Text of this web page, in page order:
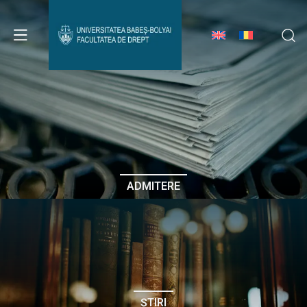
Avizier Studenți
Studii
Admitere
Erasmus & Internațional
Despre Facultate
ADMITERE
ȘTIRI